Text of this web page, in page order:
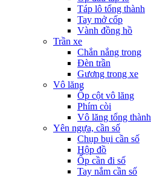
Táp lô tổng thành
Tay mở cốp
Vành đồng hồ
Trần xe
Chắn nắng trong
Đèn trần
Gương trong xe
Vô lăng
Ốp cột vô lăng
Phím còi
Vô lăng tổng thành
Yên ngựa, cần số
Chụp bụi cần số
Hộp đồ
Ốp cần đi số
Tay nắm cần số